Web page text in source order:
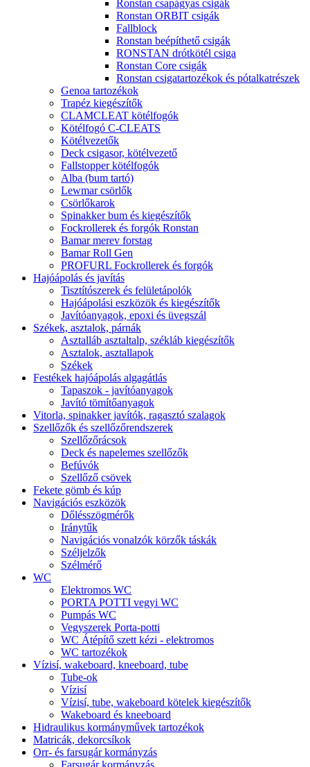
Ronstan csapágyas csigák
Ronstan ORBIT csigák
Fallblock
Ronstan beépíthető csigák
RONSTAN drótkötél csiga
Ronstan Core csigák
Ronstan csigatartozékok és pótalkatrészek
Genoa tartozékok
Trapéz kiegészítők
CLAMCLEAT kötélfogók
Kötélfogó C-CLEATS
Kötélvezetők
Deck csigasor, kötélvezető
Fallstopper kötélfogók
Alba (bum tartó)
Lewmar csörlők
Csörlőkarok
Spinakker bum és kiegészítők
Fockrollerek és forgók Ronstan
Bamar merev forstag
Bamar Roll Gen
PROFURL Fockrollerek és forgók
Hajóápolás és javítás
Tisztítószerek és felületápolók
Hajóápolási eszközök és kiegészítők
Javítóanyagok, epoxi és üvegszál
Székek, asztalok, párnák
Asztalláb asztaltalp, székláb kiegészítők
Asztalok, asztallapok
Székek
Festékek hajóápolás algagátlás
Tapaszok - javítóanyagok
Javító tömítőanyagok
Vitorla, spinakker javítók, ragasztó szalagok
Szellőzők és szellőzőrendszerek
Szellőzőrácsok
Deck és napelemes szellőzők
Befúvók
Szellőző csövek
Fekete gömb és kúp
Navigációs eszközök
Dőlésszögmérők
Iránytűk
Navigációs vonalzók körzők táskák
Széljelzők
Szélmérő
WC
Elektromos WC
PORTA POTTI vegyi WC
Pumpás WC
Vegyszerek Porta-potti
WC Átépítő szett kézi - elektromos
WC tartozékok
Vízisí, wakeboard, kneeboard, tube
Tube-ok
Vízisí
Vízisí, tube, wakeboard kötelek kiegészítők
Wakeboard és kneeboard
Hidraulikus kormányművek tartozékok
Matricák, dekorcsíkok
Orr- és farsugár kormányzás
Farsugár kormányzás